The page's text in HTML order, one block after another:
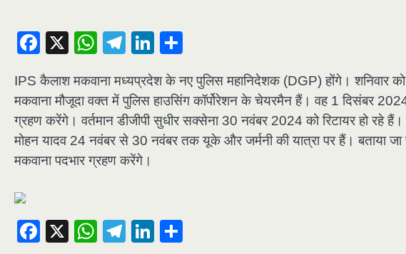
Facebook
X WhatsApp
Telegram
LinkedIn
IPS कैलाश मकवाना मध्यप्रदेश के नए पुलिस महानिदेशक (DGP) होंगे। शनिवार
मकवाना मौजूदा वक्त में पुलिस हाउसिंग कॉर्पोरेशन के चेयरमैन हैं। वह 1 दिसंबर
ग्रहण करेंगे। वर्तमान डीजीपी सुधीर सक्सेना 30 नवंबर 2024 को रिटायर हो रहे
मोहन यादव 24 नवंबर से 30 नवंबर तक यूके और जर्मनी की यात्रा पर हैं। बताया
मकवाना पदभार ग्रहण करेंगे।
Facebook
X WhatsApp
Telegram
LinkedIn